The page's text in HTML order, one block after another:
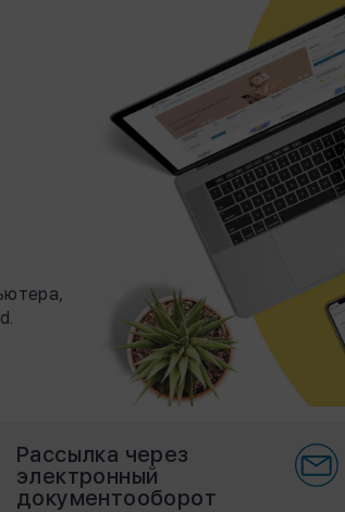
Рассылка через
электронный
документооборот